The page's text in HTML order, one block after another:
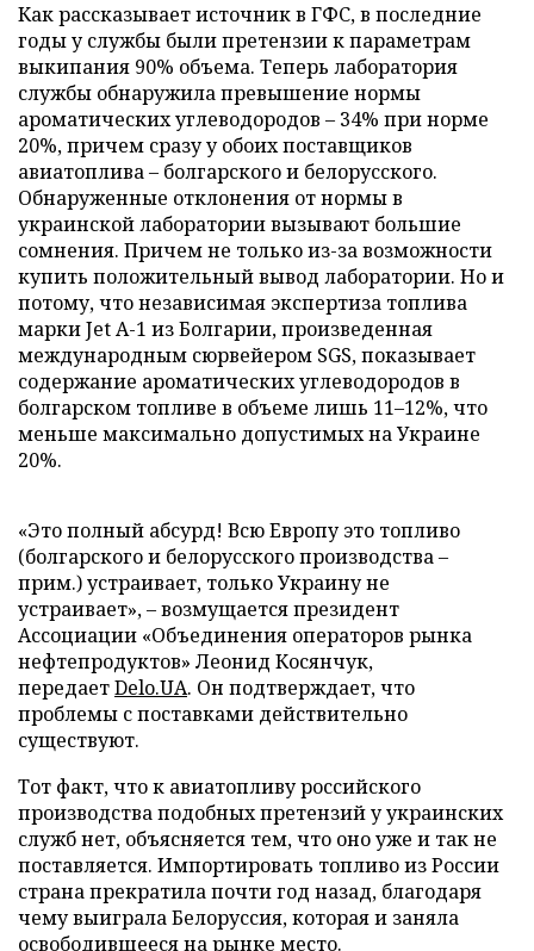
Как рассказывает источник в ГФС, в последние
годы у службы были претензии к параметрам
выкипания 90% объема. Теперь лаборатория
службы обнаружила превышение нормы
ароматических углеводородов – 34% при норме
20%, причем сразу у обоих поставщиков
авиатоплива – болгарского и белорусского.
Обнаруженные отклонения от нормы в
украинской лаборатории вызывают большие
сомнения. Причем не только из-за возможности
купить положительный вывод лаборатории. Но и
потому, что независимая экспертиза топлива
марки Jet A-1 из Болгарии, произведенная
международным сюрвейером SGS, показывает
содержание ароматических углеводородов в
болгарском топливе в объеме лишь 11–12%, что
меньше максимально допустимых на Украине
20%.
«Это полный абсурд! Всю Европу это топливо
(болгарского и белорусского производства –
прим.) устраивает, только Украину не
устраивает», – возмущается президент
Ассоциации «Объединения операторов рынка
нефтепродуктов» Леонид Косянчук,
передаетDelo.UA. Он подтверждает, что
проблемы с поставками действительно
существуют.
Тот факт, что к авиатопливу российского
производства подобных претензий у украинских
служб нет, объясняется тем, что оно уже и так не
поставляется. Импортировать топливо из России
страна прекратила почти год назад, благодаря
чему выиграла Белоруссия, которая и заняла
освободившееся на рынке место.